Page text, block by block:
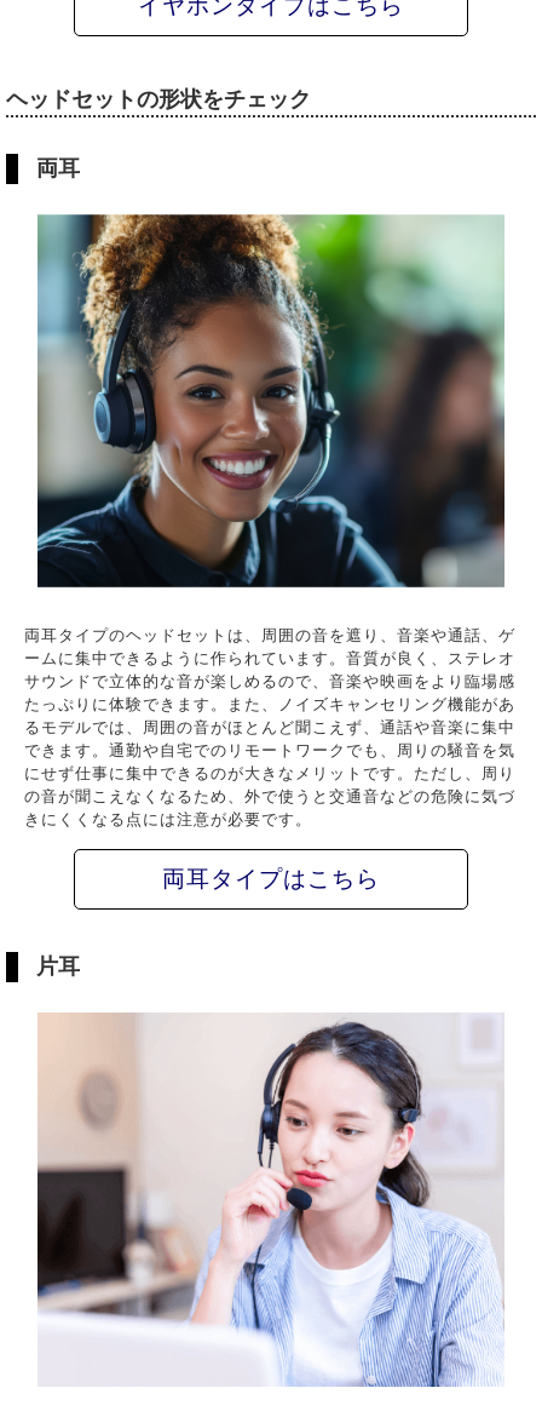
イヤホンタイプはこちら
ヘッドセットの形状をチェック
両耳
両耳タイプのヘッドセットは、周囲の音を遮り、音楽や通話、ゲ
ームに集中できるように作られています。音質が良く、ステレオ
サウンドで立体的な音が楽しめるので、音楽や映画をより臨場感
たっぷりに体験できます。また、ノイズキャンセリング機能があ
るモデルでは、周囲の音がほとんど聞こえず、通話や音楽に集中
できます。通勤や自宅でのリモートワークでも、周りの騒音を気
にせず仕事に集中できるのが大きなメリットです。ただし、周り
の音が聞こえなくなるため、外で使うと交通音などの危険に気づ
きにくくなる点には注意が必要です。
両耳タイプはこちら
片耳